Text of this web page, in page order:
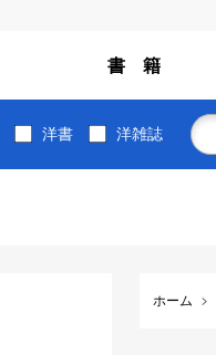
書 籍
洋書 洋雑誌
ホーム